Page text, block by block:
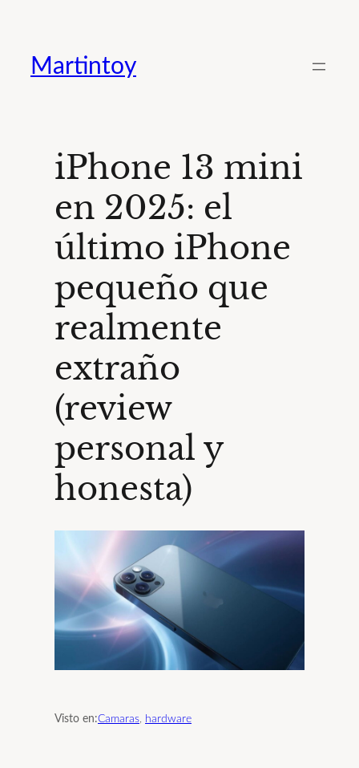
contenido
Martintoy
iPhone 13 mini
en 2025: el
último iPhone
pequeño que
realmente
extraño
(review
personal y
honesta)
Visto en:Camaras hardware